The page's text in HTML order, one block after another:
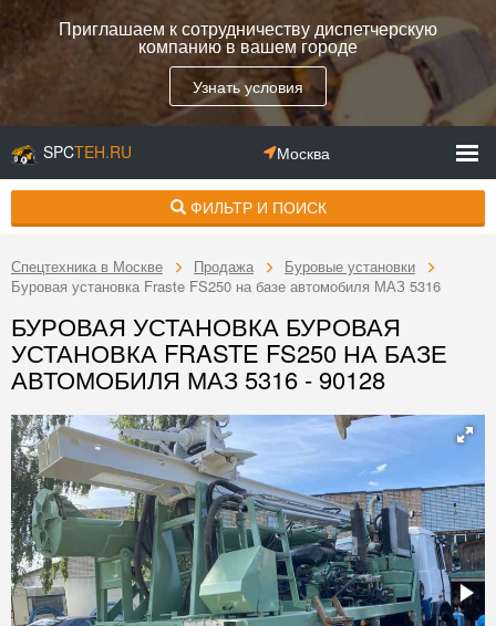
Приглашаем к сотрудничеству диспетчерскую
компанию в вашем городе
Узнать условия
SPCTEH.RU Москва
ФИЛЬТР И ПОИСК
Спецтехника в Москве Продажа
Буровые установки
Буровая установка Fraste FS250 на базе автомобиля МАЗ 5316
БУРОВАЯ УСТАНОВКА БУРОВАЯ
УСТАНОВКА FRASTE FS250 НА БАЗЕ
АВТОМОБИЛЯ МАЗ 5316 - 90128